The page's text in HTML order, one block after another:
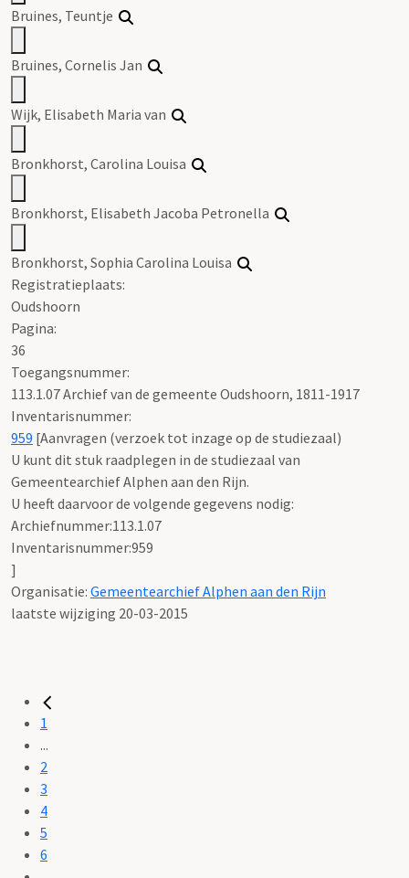
Bruines, Teuntje
Bruines, Cornelis Jan
Wijk, Elisabeth Maria van
Bronkhorst, Carolina Louisa
Bronkhorst, Elisabeth Jacoba Petronella
Bronkhorst, Sophia Carolina Louisa
Registratieplaats:
Oudshoorn
Pagina:
36
Toegangsnummer:
113.1.07 Archief van de gemeente Oudshoorn, 1811-1917
Inventarisnummer:
959 [Aanvragen (verzoek tot inzage op de studiezaal)
U kunt dit stuk raadplegen in de studiezaal van
Gemeentearchief Alphen aan den Rijn.
U heeft daarvoor de volgende gegevens nodig:
Archiefnummer:113.1.07
Inventarisnummer:959
]
Organisatie: Gemeentearchief Alphen aan den Rijn
laatste wijziging 20-03-2015
1
...
2
3
4
5
6